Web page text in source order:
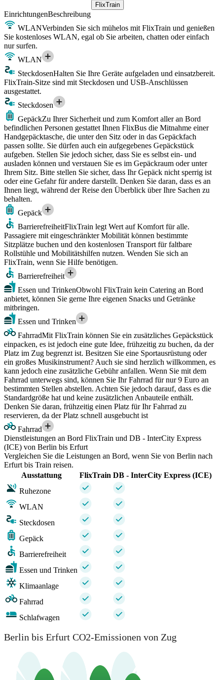
FlixTrain
EinrichtungenBeschreibung
WLANVerbinden Sie sich mühelos mit FlixTrain und genießen
Sie kostenloses WLAN, egal ob Sie arbeiten, chatten oder einfach
nur surfen.
WLAN
SteckdosenHalten Sie Ihre Geräte aufgeladen und einsatzbereit.
FlixTrain-Sitze sind mit Steckdosen und USB-Anschlüssen
ausgestattet.
Steckdosen
GepäckZu Ihrer Sicherheit und zum Komfort aller an Bord
befindlichen Personen gestattet Ihnen FlixBus die Mitnahme einer
Handgepäcktasche, die unter den Sitz oder in das Gepäckfach
passen sollte. Sie dürfen auch ein aufgegebenes Gepäckstück
aufgeben. Stellen Sie jedoch sicher, dass Sie es selbst ein- und
ausladen können und verstauen Sie es im Gepäckraum oder unter
Ihrem Sitz. Bitte stellen Sie sicher, dass Ihr Gepäck nicht sperrig ist
oder eine Gefahr für andere darstellt. Denken Sie daran, dass es an
Ihnen liegt, während der Reise den Überblick über Ihre Sachen zu
behalten.
Gepäck
BarrierefreiheitFlixTrain legt Wert auf Komfort für alle.
Passagiere mit eingeschränkter Mobilität können bestimmte
Sitzplätze buchen und den kostenlosen Transport für faltbare
Rollstühle und Mobilitätshilfen nutzen. Wenden Sie sich an
FlixTrain, wenn Sie Hilfe benötigen.
Barrierefreiheit
Essen und TrinkenObwohl FlixTrain kein Catering an Bord
anbietet, können Sie gerne Ihre eigenen Snacks und Getränke
mitbringen.
Essen und Trinken
FahrradMit FlixTrain können Sie ein zusätzliches Gepäckstück
einpacken, es ist jedoch eine gute Idee, frühzeitig zu buchen, da der
Platz im Zug begrenzt ist. Besitzen Sie eine Sportausrüstung oder
ein großes Musikinstrument? Auch sie sind herzlich willkommen, es
kann jedoch eine zusätzliche Gebühr anfallen. Wenn Sie mit dem
Fahrrad unterwegs sind, können Sie Ihr Fahrrad für nur 9 Euro an
bestimmten Stellen abstellen. Achten Sie jedoch darauf, dass es die
Standardgröße hat und keine zusätzlichen Anbauteile enthält.
Denken Sie daran, frühzeitig einen Platz für Ihr Fahrrad zu
reservieren, da der Platz schnell ausgebucht ist
Fahrrad
Dienstleistungen an Bord FlixTrain und DB - InterCity Express
(ICE) von Berlin bis Erfurt
Vergleichen Sie die Leistungen an Bord, wenn Sie von Berlin nach
Erfurt bis Train reisen.
Ausstattung
FlixTrain DB - InterCity Express (ICE)
Ruhezone
WLAN
Steckdosen
Gepäck
Barrierefreiheit
Essen und Trinken
Klimaanlage
Fahrrad
Schlafwagen
Berlin bis Erfurt CO2-Emissionen von Zug